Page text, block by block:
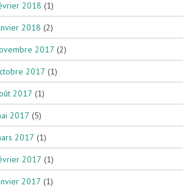
2018 (1)
2018 (2)
2017 (2)
2017 (1)
2017 (1)
2017 (5)
2017 (1)
2017 (1)
2017 (1)